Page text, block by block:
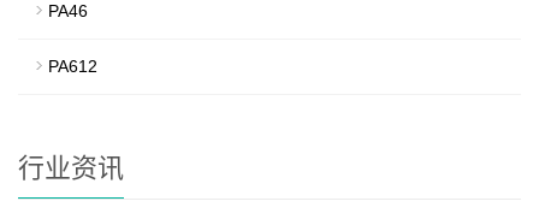
PA46
PA612
行业资讯